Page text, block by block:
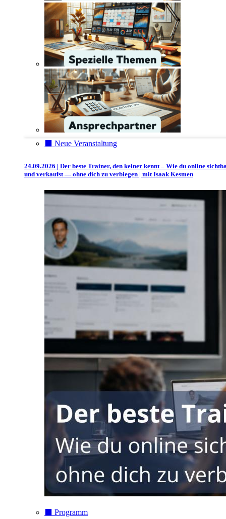
⬛️ Neue Veranstaltung
24.09.2026 | Der beste Trainer, den keiner kennt – Wie du online
und verkaufst — ohne dich zu verbiegen | mit Isaak Kesmen
⬛️ Programm